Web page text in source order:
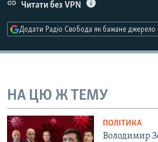
Читати без VPN
Додати Радіо Свобода як бажане джерело
НА ЦЮ Ж ТЕМУ
ПОЛІТИКА
Володимир